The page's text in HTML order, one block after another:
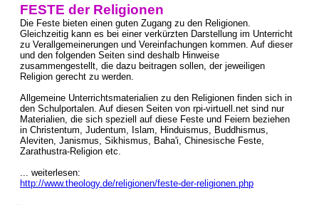
FESTE der Religionen
Die Feste bieten einen guten Zugang zu den Religionen.
Gleichzeitig kann es bei einer verkürzten Darstellung im Unterricht
zu Verallgemeinerungen und Vereinfachungen kommen. Auf dieser
und den folgenden Seiten sind deshalb Hinweise
zusammengestellt, die dazu beitragen sollen, der jeweiligen
Religion gerecht zu werden.
Allgemeine Unterrichtsmaterialien zu den Religionen finden sich in
den Schulportalen. Auf diesen Seiten von rpi-virtuell.net sind nur
Materialien, die sich speziell auf diese Feste und Feiern beziehen
in Christentum, Judentum, Islam, Hinduismus, Buddhismus,
Aleviten, Janismus, Sikhismus, Baha'i, Chinesische Feste,
Zarathustra-Religion etc.
... weiterlesen:
http://www.theology.de/religionen/feste-der-religionen.php